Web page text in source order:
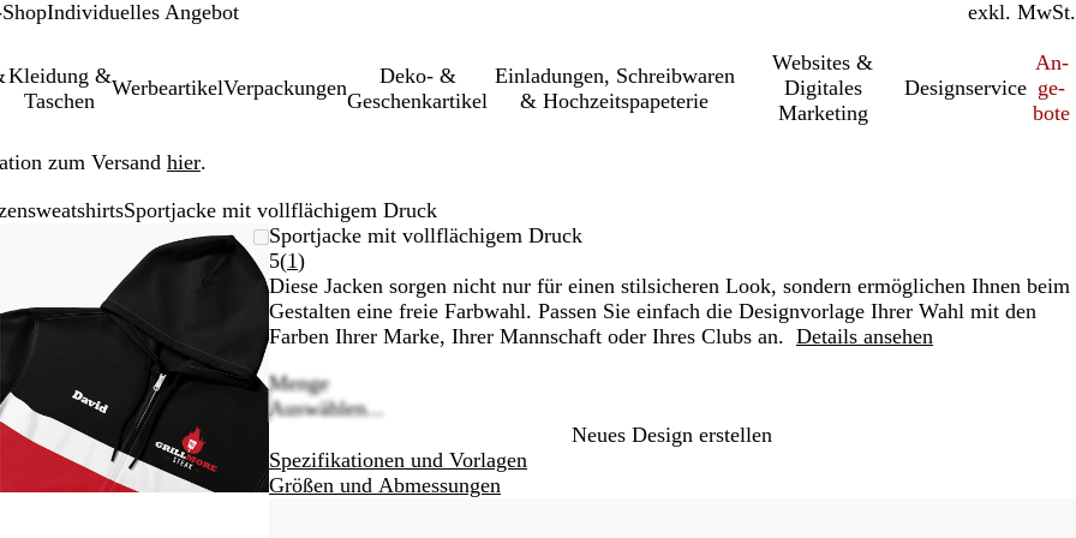
Individuelles Angebot inkl. MwSt.
exkl. MwSt.
Kleidung &
Taschen
WerbeartikelVerpackungen
Deko- &
Geschenkartikel
Einl­a­dung­en, Schreib­wa­ren
& Hochzeitspapeterie
Websites &
Digitales
Marketing
Designservice
An­­
ge­­
bo­­te
zum Versand hier.
Sportjacke mit vollflächigem Druck
Vergrößer-/verkleinerbares
Bild
Zoom
auf
Klicken
zum
Verwenden
Sie
Tasten
+
und
zum
Zoomen
und
die
Sportjacke mit vollflächigem Druck
5(1Bewertungen
1
lesen
)
Diese Jacken sorgen nicht nur für einen stilsicheren Look, sondern ermöglichen Ihnen beim
Gestalten eine freie Farbwahl. Passen Sie einfach die Designvorlage Ihrer Wahl mit den
Farben Ihrer Marke, Ihrer Mannschaft oder Ihres Clubs an. Details ansehen
options
Menge
Auswählen...
Neues Design erstellen
Spezifikationen und Vorlagen
Größen und Abmessungen